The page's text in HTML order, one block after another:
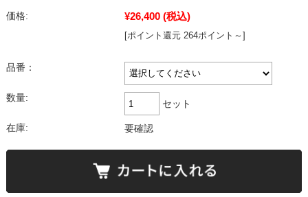
価格: ¥26,400 (税込)
[ポイント還元 264ポイント～]
品番：
数量:
セット
在庫: 要確認